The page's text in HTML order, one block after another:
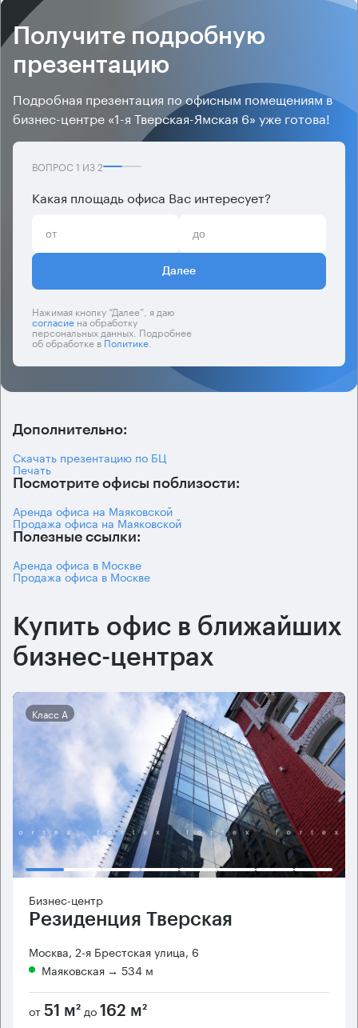
Получите подробную
презентацию
Подробная презентация по офисным помещениям в
бизнес-центре «1-я Тверская-Ямская 6» уже готова!
ВОПРОС 1 ИЗ2
Какая площадь офиса Вас интересует?
Далее
Нажимая кнопку “Далее”, я даю
согласиена обработку
персональных данных. Подробнее
об обработке вПолитике.
Дополнительно:
Скачать презентацию по БЦ
Печать
Посмотрите офисы поблизости:
Аренда офиса на Маяковской
Продажа офиса на Маяковской
Полезные ссылки:
Аренда офиса в Москве
Продажа офиса в Москве
Купить офис в ближайших
бизнес-центрах
Класс А
Бизнес-центр
Резиденция Тверская
Москва, 2-я Брестская улица, 6
Маяковская → 534 м
от 51 м² до 162 м²